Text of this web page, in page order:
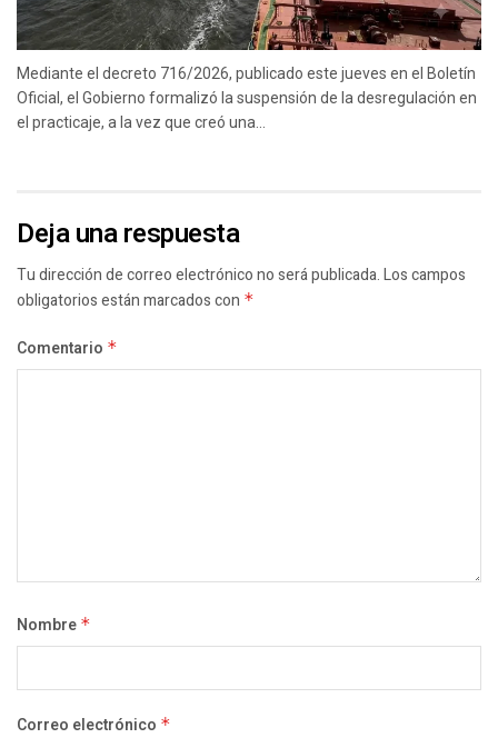
Mediante el decreto 716/2026, publicado este jueves en el Boletín
Oficial, el Gobierno formalizó la suspensión de la desregulación en
el practicaje, a la vez que creó una...
Deja una respuesta
Tu dirección de correo electrónico no será publicada.Los campos
obligatorios están marcados con *
Comentario *
Nombre *
Correo electrónico *